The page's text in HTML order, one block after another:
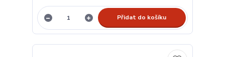
Přidat do košíku